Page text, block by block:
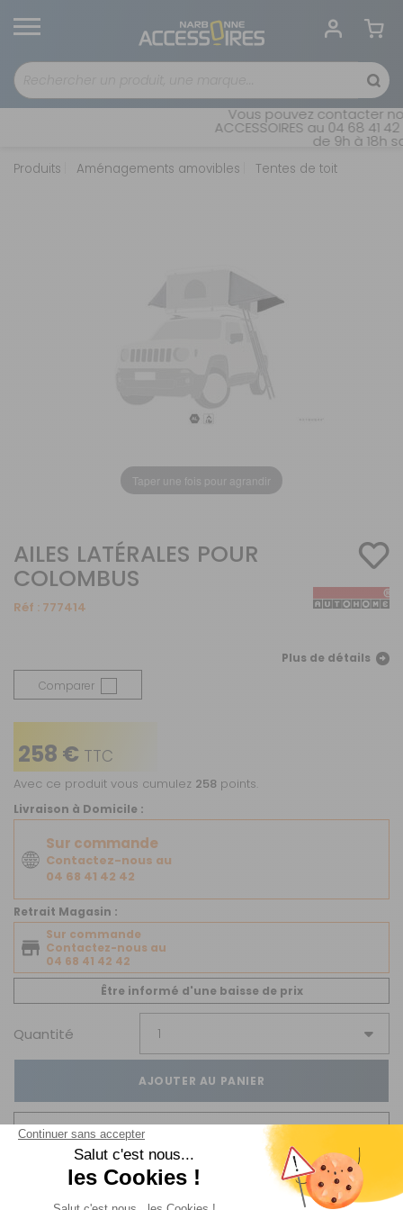
Vous pouvez contacter
ACCESSOIRES au 04 68 41
de 9h à 18h
Produits Aménagements amovibles Tentes de toit
Taper une fois pour agrandir
AILES LATÉRALES POUR
COLOMBUS
Réf : 777414
Plus de détails
Comparer
258 € TTC
Avec ce produit vous cumulez 258 points.
Livraison à Domicile :
Sur commande
Contactez-nous au
04 68 41 42 42
Retrait Magasin :
Sur commande
Contactez-nous au
04 68 41 42 42
Être informé d'une baisse de prix
Quantité
AJOUTER AU PANIER
JE VEUX ÊTRE ALERTÉ(E)
Sur commande : Contactez-nous au 04 68 41 42 42